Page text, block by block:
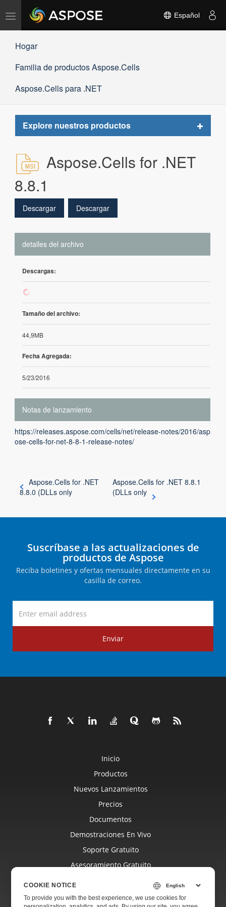
Alternar
navegación
Español
Hogar
Familia de productos Aspose.Cells
Aspose.Cells para .NET
Explore nuestros productos
Toggle
Aspose.Cells for .NET
8.8.1
Descargar Descargar
detalles del archivo
Descargas:
95
Tamaño del archivo:
44,9MB
Fecha Agregada:
5/23/2016
Notas de lanzamiento
https://releases.aspose.com/cells/net/release-notes/2016/asp
ose-cells-for-net-8-8-1-release-notes/
Aspose.Cells for .NET
8.8.0 (DLLs only
Aspose.Cells for .NET 8.8.1
(DLLs only
Suscríbase a las actualizaciones de
productos de Aspose
Reciba boletines y ofertas mensuales directamente en su
casilla de correo.
Enviar
Inicio
Productos
Nuevos Lanzamientos
Precios
Documentos
Demostraciones En Vivo
Soporte Gratuito
Asesoramiento Gratuito
Blog
COOKIE NOTICE
To provide you with the best experience, we use cookies for